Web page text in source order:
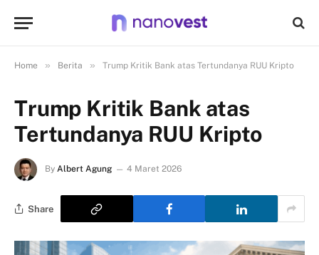
Home » Berita » Trump Kritik Bank atas Tertundanya RUU Kripto
Trump Kritik Bank atas
Tertundanya RUU Kripto
By Albert Agung 4 Maret 2026
Share